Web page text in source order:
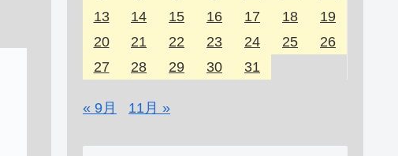
13
14 15 16 17 18
19
20
21 22 23 24 25
26
27
28 29 30 31
« 9月 11月 »